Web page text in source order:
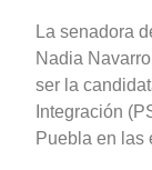
La senadora
Nadia
ser la
Integración
Puebla en las